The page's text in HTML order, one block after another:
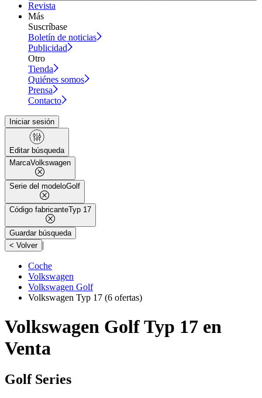
Revista
Más
Suscríbase
Boletín de noticias
Publicidad
Otro
Tienda
Quiénes somos
Prensa
Contacto
Iniciar sesión
Editar búsqueda
MarcaVolkswagen
Serie del modeloGolf
Código fabricanteTyp 17
Guardar búsqueda
< Volver |
Coche
Volkswagen
Volkswagen Golf
Volkswagen Typ 17 (6 ofertas)
Volkswagen Golf Typ 17 en
Venta
Golf Series